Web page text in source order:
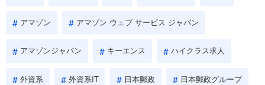
アマゾン アマゾン ウェブ サービス ジャパン
アマゾンジャパン キーエンス ハイクラス求人
外資系 外資系IT 日本郵政 日本郵政グループ